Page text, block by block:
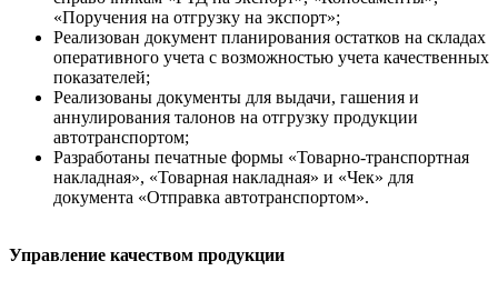
«Поручения на отгрузку на экспорт»;
Реализован документ планирования остатков на складах
оперативного учета с возможностью учета качественных
показателей;
Реализованы документы для выдачи, гашения и
аннулирования талонов на отгрузку продукции
автотранспортом;
Разработаны печатные формы «Товарно-транспортная
накладная», «Товарная накладная» и «Чек» для
документа «Отправка автотранспортом».
Управление качеством продукции